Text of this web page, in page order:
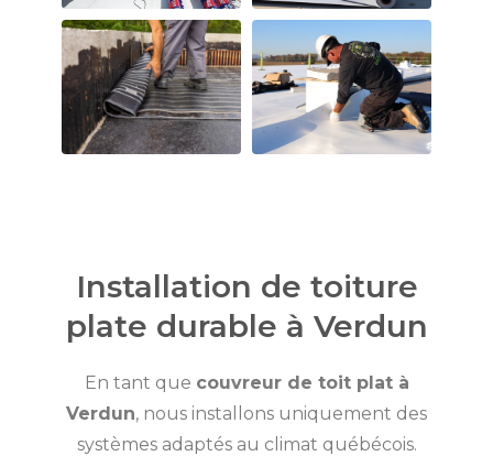
Installation de toiture
plate durable à Verdun
En tant que couvreur de toit plat à
Verdun, nous installons uniquement des
systèmes adaptés au climat québécois.